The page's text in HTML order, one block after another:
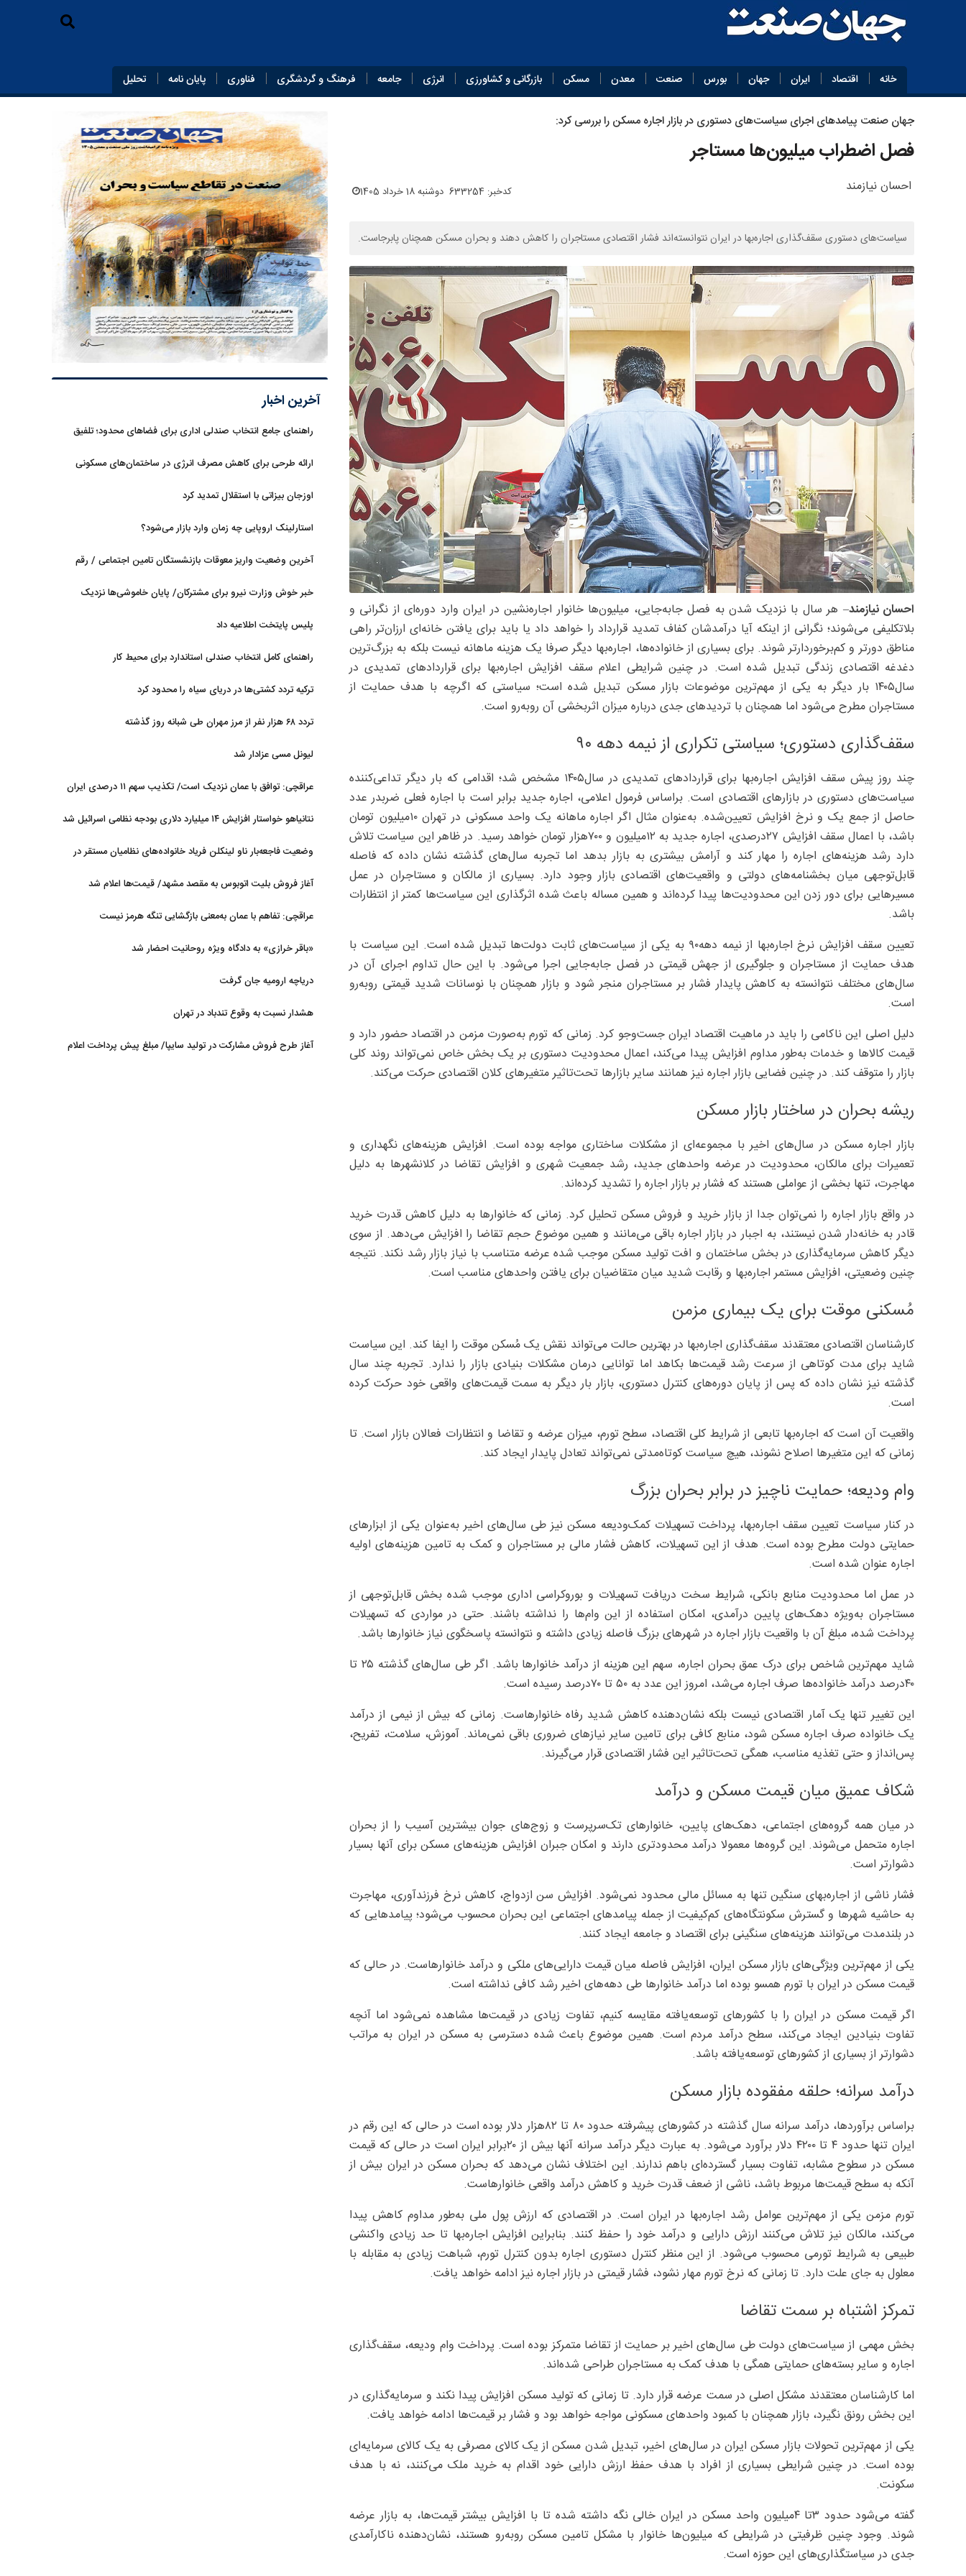
خانه اقتصاد ایران جهان بورس صنعت معدن مسکن بازرگانی و کشاورزی انرژی جامعه فرهنگ و گردشگری فناوری پایان‌ نامه تحلیل
جهان صنعت پیامدهای اجرای سیاست‌های دستوری در بازار اجاره مسکن را بررسی کرد:
فصل اضطراب میلیون‌ها مستاجر
احسان نیازمند کدخبر: 633254 دوشنبه 18 خرداد 1405
سیاست‌های دستوری سقف‌گذاری اجاره‌بها در ایران نتوانسته‌اند فشار اقتصادی مستاجران را کاهش دهند و بحران مسکن همچنان پابرجاست.
احسان نیازمند– هر سال با نزدیک شدن به فصل جابه‌جایی، میلیون‌ها خانوار اجاره‌نشین در ایران وارد دوره‌ای از نگرانی و
بلاتکلیفی می‌شوند؛ نگرانی از اینکه آیا درآمدشان کفاف تمدید قرارداد را خواهد داد یا باید برای یافتن خانه‌ای ارزان‌تر راهی
مناطق دورتر و کم‌برخوردارتر شوند. برای بسیاری از خانواده‌ها، اجاره‌بها دیگر صرفا یک هزینه ماهانه نیست بلکه به بزرگ‌ترین
دغدغه اقتصادی زندگی تبدیل شده است. در چنین شرایطی اعلام سقف افزایش اجاره‌بها برای قراردادهای تمدیدی در
سال۱۴۰۵ بار دیگر به یکی از مهم‌ترین موضوعات بازار مسکن تبدیل شده است؛ سیاستی که اگرچه با هدف حمایت از
مستاجران مطرح می‌شود اما همچنان با تردیدهای جدی درباره میزان اثربخشی آن روبه‌رو است.
سقف‌گذاری دستوری؛ سیاستی تکراری از نیمه دهه ۹۰
چند روز پیش سقف افزایش اجاره‌بها برای قراردادهای تمدیدی در سال۱۴۰۵ مشخص شد؛ اقدامی که بار دیگر تداعی‌کننده
سیاست‌های دستوری در بازارهای اقتصادی است. براساس فرمول اعلامی، اجاره جدید برابر است با اجاره فعلی ضربدر عدد
حاصل از جمع یک و نرخ افزایش تعیین‌شده. به‌عنوان مثال اگر اجاره ماهانه یک واحد مسکونی در تهران ۱۰‌میلیون تومان
باشد، با اعمال سقف افزایش ۲۷درصدی، اجاره جدید به ۱۲‌میلیون و ۷۰۰‌هزار تومان خواهد رسید. در ظاهر این سیاست تلاش
دارد رشد هزینه‌های اجاره را مهار کند و آرامش بیشتری به بازار بدهد اما تجربه سال‌های گذشته نشان داده که فاصله
قابل‌توجهی میان بخشنامه‌های دولتی و واقعیت‌های اقتصادی بازار وجود دارد. بسیاری از مالکان و مستاجران در عمل
مسیرهایی برای دور زدن این محدودیت‌ها پیدا کرده‌اند و همین مساله باعث شده اثرگذاری این سیاست‌ها کمتر از انتظارات
باشد.
تعیین سقف افزایش نرخ اجاره‌بها از نیمه دهه۹۰ به یکی از سیاست‌های ثابت دولت‌ها تبدیل شده است. این سیاست با
هدف حمایت از مستاجران و جلوگیری از جهش قیمتی در فصل جابه‌جایی اجرا می‌شود. با این حال تداوم اجرای آن در
سال‌های مختلف نتوانسته به کاهش پایدار فشار بر مستاجران منجر شود و بازار همچنان با نوسانات شدید قیمتی روبه‌رو
است.
دلیل اصلی این ناکامی را باید در ماهیت اقتصاد ایران جست‌وجو کرد. زمانی که تورم به‌صورت مزمن در اقتصاد حضور دارد و
قیمت کالاها و خدمات به‌طور مداوم افزایش پیدا می‌کند، اعمال محدودیت دستوری بر یک بخش خاص نمی‌تواند روند کلی
بازار را متوقف کند. در چنین فضایی بازار اجاره نیز همانند سایر بازارها تحت‌تاثیر متغیرهای کلان اقتصادی حرکت می‌کند.
ریشه بحران در ساختار بازار مسکن
بازار اجاره مسکن در سال‌های اخیر با مجموعه‌ای از مشکلات ساختاری مواجه بوده است. افزایش هزینه‌های نگهداری و
تعمیرات برای مالکان، محدودیت در عرضه واحدهای جدید، رشد جمعیت شهری و افزایش تقاضا در کلانشهرها به دلیل
مهاجرت، تنها بخشی از عواملی هستند که فشار بر بازار اجاره را تشدید کرده‌اند.
در واقع بازار اجاره را نمی‌توان جدا از بازار خرید و فروش مسکن تحلیل کرد. زمانی که خانوارها به دلیل کاهش قدرت خرید
قادر به خانه‌دار شدن نیستند، به اجبار در بازار اجاره باقی می‌مانند و همین موضوع حجم تقاضا را افزایش می‌دهد. از سوی
دیگر کاهش سرمایه‌گذاری در بخش ساختمان و افت تولید مسکن موجب شده عرضه متناسب با نیاز بازار رشد نکند. نتیجه
چنین وضعیتی، افزایش مستمر اجاره‌بها و رقابت شدید میان متقاضیان برای یافتن واحدهای مناسب است.
مُسکنی موقت برای یک بیماری مزمن
کارشناسان اقتصادی معتقدند سقف‌گذاری اجاره‌بها در بهترین حالت می‌تواند نقش یک مُسکن موقت را ایفا کند. این سیاست
شاید برای مدت کوتاهی از سرعت رشد قیمت‌ها بکاهد اما توانایی درمان مشکلات بنیادی بازار را ندارد. تجربه چند سال
گذشته نیز نشان داده که پس از پایان دوره‌های کنترل دستوری، بازار بار دیگر به سمت قیمت‌های واقعی خود حرکت کرده
است.
واقعیت آن است که اجاره‌بها تابعی از شرایط کلی اقتصاد، سطح تورم، میزان عرضه و تقاضا و انتظارات فعالان بازار است. تا
زمانی که این متغیرها اصلاح نشوند، هیچ سیاست کوتاه‌مدتی نمی‌تواند تعادل پایدار ایجاد کند.
وام ودیعه؛ حمایت ناچیز در برابر بحران بزرگ
در کنار سیاست تعیین سقف اجاره‌بها، پرداخت تسهیلات کمک‌ودیعه مسکن نیز طی سال‌های اخیر به‌عنوان یکی از ابزارهای
حمایتی دولت مطرح بوده است. هدف از این تسهیلات، کاهش فشار مالی بر مستاجران و کمک به تامین هزینه‌های اولیه
اجاره عنوان شده است.
در عمل اما محدودیت منابع بانکی، شرایط سخت دریافت تسهیلات و بوروکراسی اداری موجب شده بخش قابل‌توجهی از
مستاجران به‌ویژه دهک‌های پایین درآمدی، امکان استفاده از این وام‌ها را نداشته باشند. حتی در مواردی که تسهیلات
پرداخت شده، مبلغ آن با واقعیت بازار اجاره در شهرهای بزرگ فاصله زیادی داشته و نتوانسته پاسخگوی نیاز خانوارها باشد.
شاید مهم‌ترین شاخص برای درک عمق بحران اجاره، سهم این هزینه از درآمد خانوارها باشد. اگر طی سال‌های گذشته ۲۵ تا
۴۰‌درصد درآمد خانواده‌ها صرف اجاره می‌شد، امروز این عدد به ۵۰ تا ۷۰‌درصد رسیده است.
این تغییر تنها یک آمار اقتصادی نیست بلکه نشان‌دهنده کاهش شدید رفاه خانوارهاست. زمانی که بیش از نیمی از درآمد
یک خانواده صرف اجاره مسکن شود، منابع کافی برای تامین سایر نیازهای ضروری باقی نمی‌ماند. آموزش، سلامت، تفریح،
پس‌انداز و حتی تغذیه مناسب، همگی تحت‌تاثیر این فشار اقتصادی قرار می‌گیرند.
شکاف عمیق میان قیمت مسکن و درآمد
در میان همه گروه‌های اجتماعی، دهک‌های پایین، خانوارهای تک‌سرپرست و زوج‌های جوان بیشترین آسیب را از بحران
اجاره متحمل می‌شوند. این گروه‌ها معمولا درآمد محدودتری دارند و امکان جبران افزایش هزینه‌های مسکن برای آنها بسیار
دشوارتر است.
فشار ناشی از اجاره‌بهای سنگین تنها به مسائل مالی محدود نمی‌شود. افزایش سن ازدواج، کاهش نرخ فرزندآوری، مهاجرت
به حاشیه شهرها و گسترش سکونتگاه‌های کم‌کیفیت از جمله پیامدهای اجتماعی این بحران محسوب می‌شود؛ پیامدهایی که
در بلندمدت می‌توانند هزینه‌های سنگینی برای اقتصاد و جامعه ایجاد کنند.
یکی از مهم‌ترین ویژگی‌های بازار مسکن ایران، افزایش فاصله میان قیمت دارایی‌های ملکی و درآمد خانوارهاست. در حالی که
قیمت مسکن در ایران با تورم همسو بوده اما درآمد خانوارها طی دهه‌های اخیر رشد کافی نداشته است.
اگر قیمت مسکن در ایران را با کشورهای توسعه‌یافته مقایسه کنیم، تفاوت زیادی در قیمت‌ها مشاهده نمی‌شود اما آنچه
تفاوت بنیادین ایجاد می‌کند، سطح درآمد مردم است. همین موضوع باعث شده دسترسی به مسکن در ایران به مراتب
دشوارتر از بسیاری از کشورهای توسعه‌یافته باشد.
درآمد سرانه؛ حلقه مفقوده بازار مسکن
براساس برآوردها، درآمد سرانه سال گذشته در کشورهای پیشرفته حدود ۸۰ تا ۸۲‌هزار دلار بوده است در حالی که این رقم در
ایران تنها حدود ۴ تا ۴۲۰۰ دلار برآورد می‌شود. به عبارت دیگر درآمد سرانه آنها بیش از ۲۰برابر ایران است در حالی که قیمت
مسکن در سطوح مشابه، تفاوت بسیار گسترده‌ای باهم ندارند. این اختلاف نشان می‌دهد که بحران مسکن در ایران بیش از
آنکه به سطح قیمت‌ها مربوط باشد، ناشی از ضعف قدرت خرید و کاهش درآمد واقعی خانوارهاست.
تورم مزمن یکی از مهم‌ترین عوامل رشد اجاره‌بها در ایران است. در اقتصادی که ارزش پول ملی به‌طور مداوم کاهش پیدا
می‌کند، مالکان نیز تلاش می‌کنند ارزش دارایی و درآمد خود را حفظ کنند. بنابراین افزایش اجاره‌بها تا حد زیادی واکنشی
طبیعی به شرایط تورمی محسوب می‌شود. از این منظر کنترل دستوری اجاره بدون کنترل تورم، شباهت زیادی به مقابله با
معلول به جای علت دارد. تا زمانی که نرخ تورم مهار نشود، فشار قیمتی در بازار اجاره نیز ادامه خواهد یافت.
تمرکز اشتباه بر سمت تقاضا
بخش مهمی از سیاست‌های دولت طی سال‌های اخیر بر حمایت از تقاضا متمرکز بوده است. پرداخت وام ودیعه، سقف‌گذاری
اجاره و سایر بسته‌های حمایتی همگی با هدف کمک به مستاجران طراحی شده‌اند.
اما کارشناسان معتقدند مشکل اصلی در سمت عرضه قرار دارد. تا زمانی که تولید مسکن افزایش پیدا نکند و سرمایه‌گذاری در
این بخش رونق نگیرد، بازار همچنان با کمبود واحدهای مسکونی مواجه خواهد بود و فشار بر قیمت‌ها ادامه خواهد یافت.
یکی از مهم‌ترین تحولات بازار مسکن ایران در سال‌های اخیر، تبدیل شدن مسکن از یک کالای مصرفی به یک کالای سرمایه‌ای
بوده است. در چنین شرایطی بسیاری از افراد با هدف حفظ ارزش دارایی خود اقدام به خرید ملک می‌کنند، نه با هدف
سکونت.
گفته می‌شود حدود ۳تا ۴‌میلیون واحد مسکن در ایران خالی نگه داشته شده تا با افزایش بیشتر قیمت‌ها، به بازار عرضه
شوند. وجود چنین ظرفیتی در شرایطی که میلیون‌ها خانوار با مشکل تامین مسکن روبه‌رو هستند، نشان‌دهنده ناکارآمدی
جدی در سیاستگذاری‌های این حوزه است.
آخرین اخبار
راهنمای جامع انتخاب صندلی اداری برای فضاهای محدود؛ تلفیق
ارائه طرحی برای کاهش مصرف انرژی در ساختمان‌های مسکونی
اوزجان بیزاتی با استقلال تمدید کرد
استارلینک اروپایی چه زمان وارد بازار می‌شود؟
آخرین وضعیت واریز معوقات بازنشستگان تامین اجتماعی / رقم
خبر خوش وزارت نیرو برای مشترکان/ پایان خاموشی‌ها نزدیک
پلیس پایتخت اطلاعیه داد
راهنمای کامل انتخاب صندلی استاندارد برای محیط کار
ترکیه تردد کشتی‌ها در دریای سیاه را محدود کرد
تردد ۶۸ هزار نفر از مرز مهران طی شبانه روز گذشته
لیونل مسی عزادار شد
عراقچی: توافق با عمان نزدیک است/ تکذیب سهم ۱۱ درصدی ایران
نتانیاهو خواستار افزایش ۱۴ میلیارد دلاری بودجه نظامی اسرائیل شد
وضعیت فاجعه‌بار ناو لینکلن فریاد خانواده‌های نظامیان مستقر در
آغاز فروش بلیت اتوبوس به مقصد مشهد/ قیمت‌ها اعلام شد
عراقچی: تفاهم با عمان به‌معنی بازگشایی تنگه هرمز نیست
«باقر خرازی» به دادگاه ویژه روحانیت احضار شد
دریاچه ارومیه جان گرفت
هشدار نسبت به وقوع تندباد در تهران
آغاز طرح فروش مشارکت در تولید سایپا/ مبلغ پیش پرداخت اعلام